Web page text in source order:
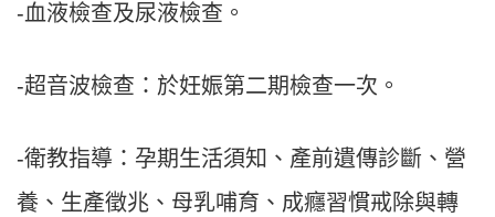
-血液檢查及尿液檢查。
-超音波檢查：於妊娠第二期檢查一次。
-衛教指導：孕期生活須知、產前遺傳診斷、營
養、生產徵兆、母乳哺育、成癮習慣戒除與轉